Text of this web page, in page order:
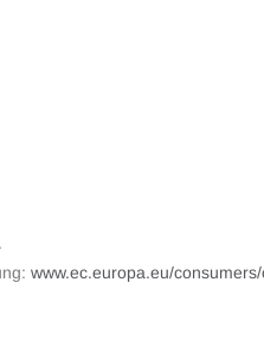
www.ec.europa.eu/